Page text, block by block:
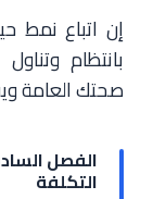
إن اتباع نمط
بانتظام
صحتك العامة
الفصل
التكلفة